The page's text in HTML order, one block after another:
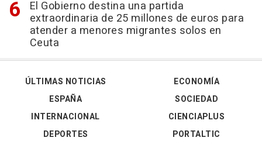
El Gobierno destina una partida
extraordinaria de 25 millones de euros para
atender a menores migrantes solos en
Ceuta
ÚLTIMAS NOTICIAS
ESPAÑA
INTERNACIONAL
DEPORTES
ECONOMÍA
SOCIEDAD
CIENCIAPLUS
PORTALTIC